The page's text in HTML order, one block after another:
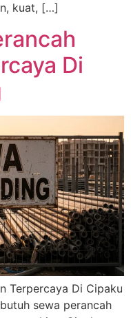
kuat, […]
Di
Terpercaya Di Cipaku
sewa perancah